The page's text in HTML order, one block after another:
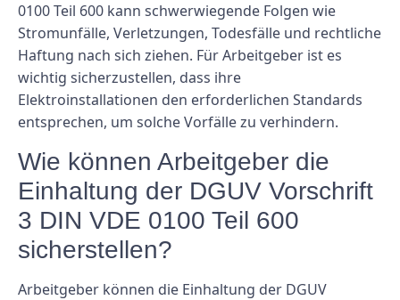
0100 Teil 600 kann schwerwiegende Folgen wie
Stromunfälle, Verletzungen, Todesfälle und rechtliche
Haftung nach sich ziehen. Für Arbeitgeber ist es
wichtig sicherzustellen, dass ihre
Elektroinstallationen den erforderlichen Standards
entsprechen, um solche Vorfälle zu verhindern.
Wie können Arbeitgeber die
Einhaltung der DGUV Vorschrift
3 DIN VDE 0100 Teil 600
sicherstellen?
Arbeitgeber können die Einhaltung der DGUV